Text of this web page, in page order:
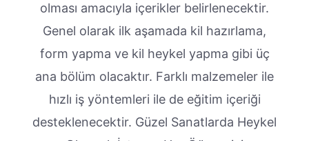
olması amacıyla içerikler belirlenecektir.
Genel olarak ilk aşamada kil hazırlama,
form yapma ve kil heykel yapma gibi üç
ana bölüm olacaktır. Farklı malzemeler ile
hızlı iş yöntemleri ile de eğitim içeriği
desteklenecektir. Güzel Sanatlarda Heykel